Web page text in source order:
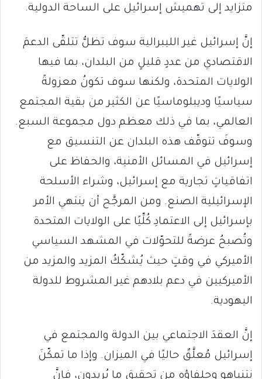
متزايد إلى تهميش إسرائيل على الساحة الدولية.
إنَّ إسرائيل غير الليبرالية سوف تظلُّ تتلقّى الدعمَ
الاقتصادي من عددٍ قليلٍ من البلدان، بما فيها
الولايات المتحدة، ولكنها سوف تكونُ معزولةً
سياسيًا وديبلوماسيًا عن الكثير من بقية المجتمع
العالمي، بما في ذلك معظم دول مجموعة السبع.
وسوفَ تتوقّف هذه البلدان عن التنسيق مع
إسرائيل في المسائل الأمنية، والحفاظ على
اتفاقياتٍ تجارية مع إسرائيل، وشراء الأسلحة
الإسرائيلية الصنع. ومن المرجَّح أن ينتهي الأمر
بإسرائيل إلى الاعتمادِ كُلِّيًا على الولايات المتحدة
وتُصبحُ عرضةً للتحوّلات في المشهد السياسي
الأميركي في وقتٍ حيث يُشكّكُ المزيد والمزيد من
الأميركيين في دعم بلادهم غير المشروط للدولة
اليهودية.
إنَّ العقدَ الاجتماعي بين الدولة والمجتمع في
إسرائيل مُعلَّقٌ حاليًا في الميزان. وإذا ما تمكّنَ
نتنياهو وحلفاؤه من تحقيقِ ما يُريدون، فإنَّ